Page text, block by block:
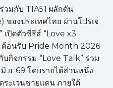
วมกับ TIA51 ผลักดัน
ของประเทศไทย ผ่านโปรเจ
เปิดตัวซีรีส์ “Love x3
ต้อนรับ Pride Month 2026
บกิจกรรม “Love Talk” ร่วม
.ย. 69 โดยรายได้ส่วนหนึ่ง
ระเวนชายแดน ภายใต้